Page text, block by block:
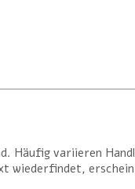
variieren
wiederfindet,